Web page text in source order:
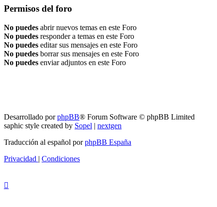
Permisos del foro
No puedes abrir nuevos temas en este Foro
No puedes responder a temas en este Foro
No puedes editar sus mensajes en este Foro
No puedes borrar sus mensajes en este Foro
No puedes enviar adjuntos en este Foro
Desarrollado porphpBB® Forum Software © phpBB Limited
saphic style created by Sopel | nextgen
Traducción al español porphpBB España
Privacidad | Condiciones